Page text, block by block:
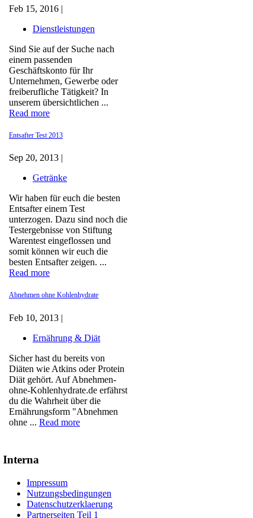
Feb 15, 2016 |
Dienstleistungen
Sind Sie auf der Suche nach
einem passenden
Geschäftskonto für Ihr
Unternehmen, Gewerbe oder
freiberufliche Tätigkeit? In
unserem übersichtlichen ...
Read more
Entsafter Test 2013
Sep 20, 2013 |
Getränke
Wir haben für euch die besten
Entsafter einem Test
unterzogen. Dazu sind noch die
Testergebnisse von Stiftung
Warentest eingeflossen und
somit können wir euch die
besten Entsafter zeigen. ...
Read more
Abnehmen ohne Kohlenhydrate
Feb 10, 2013 |
Ernährung & Diät
Sicher hast du bereits von
Diäten wie Atkins oder Protein
Diät gehört. Auf Abnehmen-
ohne-Kohlenhydrate.de erfährst
du die Wahrheit über die
Ernährungsform "Abnehmen
ohne ... Read more
Interna
Impressum
Nutzungsbedingungen
Datenschutzerklaerung
Partnerseiten Teil 1